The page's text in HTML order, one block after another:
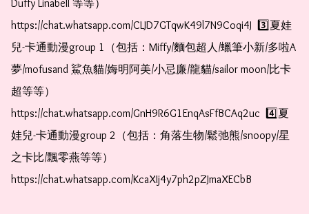
Duffy Linabell 等等）
https://chat.whatsapp.com/CLJD7GTqwK49l7N9Coqi4J  3️⃣夏娃
兒-卡通動漫group 1（包括：Miffy/麵包超人/蠟筆小新/多啦A
夢/mofusand 鯊魚貓/娒明阿美/小忌廉/龍貓/sailor moon/比卡
超等等）
https://chat.whatsapp.com/GnH9R6G1EnqAsFfBCAq2uc  4️⃣夏
娃兒-卡通動漫group 2（包括：角落生物/鬆弛熊/snoopy/星
之卡比/飄零燕等等）
https://chat.whatsapp.com/KcaXIj4y7ph2pZJmaXECbB